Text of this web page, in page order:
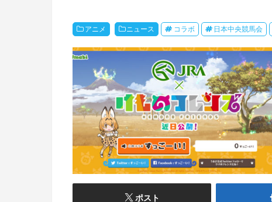
アニメ ニュース コラボ 日本中央競馬会
ポスト